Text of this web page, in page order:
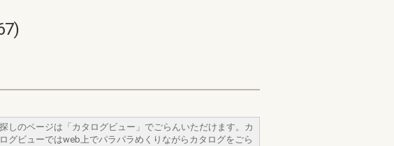
しのページは「カタログビュー」でごらんいただけます。カ
グビューではweb上でパラパラめくりながらカタログをごら